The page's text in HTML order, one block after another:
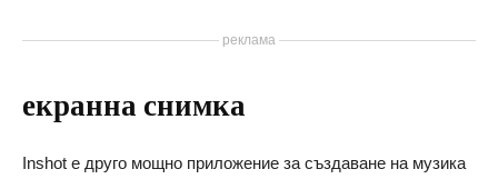
реклама
екранна снимка
Inshot е друго мощно приложение за създаване на музика